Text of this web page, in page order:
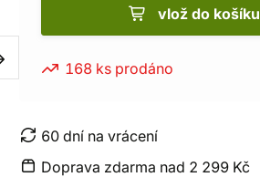
vlož do košíku
168 ks prodáno
60 dní na vrácení
Doprava zdarma nad 2 299 Kč